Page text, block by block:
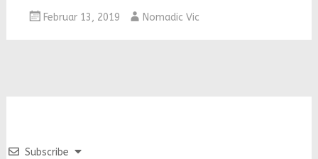
Februar 13, 2019 Nomadic Vic
Subscribe